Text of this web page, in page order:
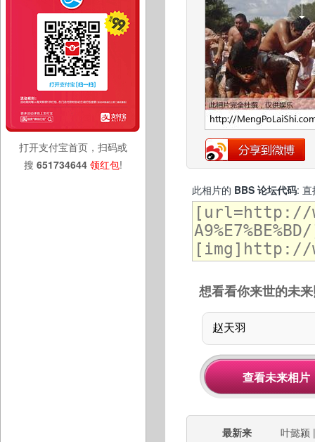
打开支付宝首页，扫码或
搜 651734644 领红包!
此相片的 BBS 论坛代码: 直
想看看你来世的未
最新来
叶懿颍